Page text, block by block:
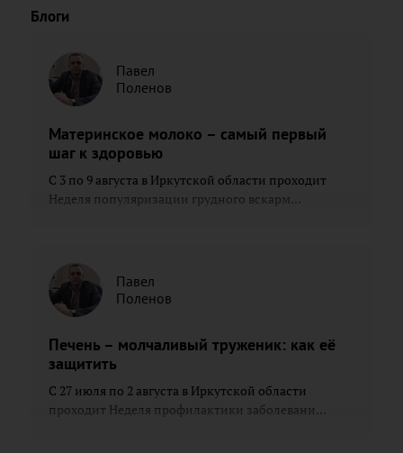
Блоги
Павел
Поленов
Материнское молоко – самый первый
шаг к здоровью
С 3 по 9 августа в Иркутской области проходит
Неделя популяризации грудного вскарм...
Павел
Поленов
Печень – молчаливый труженик: как её
защитить
С 27 июля по 2 августа в Иркутской области
проходит Неделя профилактики заболевани...